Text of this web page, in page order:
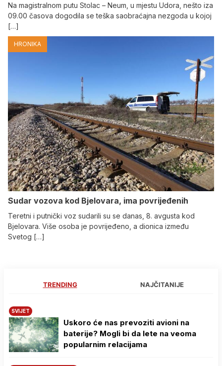
Na magistralnom putu Stolac – Neum, u mjestu Udora, nešto iza
09.00 časova dogodila se teška saobraćajna nezgoda u kojoj
[…]
HRONIKA
Sudar vozova kod Bjelovara, ima povrijeđenih
Teretni i putnički voz sudarili su se danas, 8. avgusta kod
Bjelovara. Više osoba je povrijeđeno, a dionica između
Svetog […]
TRENDING NAJČITANIJE
SVIJET
Uskoro će nas prevoziti avioni na
baterije? Mogli bi da lete na veoma
popularnim relacijama